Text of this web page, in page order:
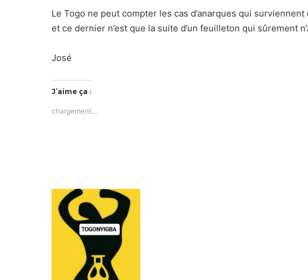
Le Togo ne peut compter les cas d’anarques qui
et ce dernier n’est que la suite d’un feuilleton qui sûrement
José
J’aime ça :
chargement…